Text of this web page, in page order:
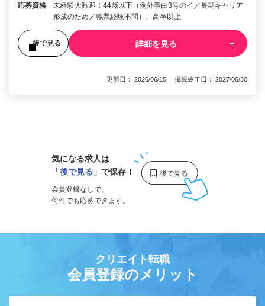
応募資格
未経験大歓迎！44歳以下（例外事由3号のイ／長期キャリア
形成のため／職業経験不問）、高卒以上
後で見る 詳細を見る
更新日： 2026/06/15 掲載終了日： 2027/06/30
気になる求人は
「後で見る 」で保存！
会員登録なしで、
何件でも応募できます。
クリエイト転職
会員登録のメリット